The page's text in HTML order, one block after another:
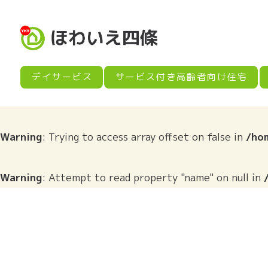
デイサービス サービス付き高齢者向け住宅
Warning: Trying to access array offset on false in /
Warning: Attempt to read property "name" on null in